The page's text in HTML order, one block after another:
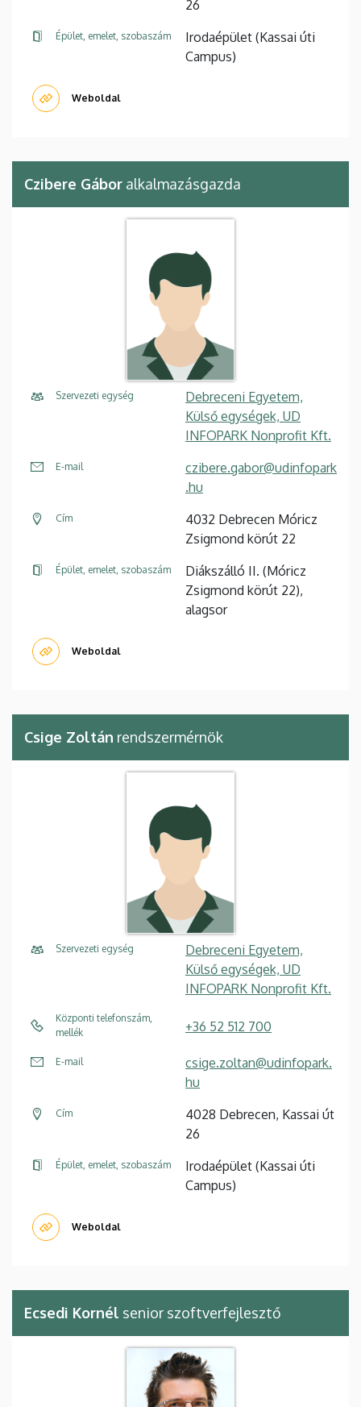
26
Épület, emelet, szobaszám
Irodaépület (Kassai úti
Campus)
Weboldal
Czibere Gábor alkalmazásgazda
Szervezeti egység
Debreceni Egyetem,
Külső egységek, UD
INFOPARK Nonprofit Kft.
E-mail
czibere.gabor@udinfopark
.hu
Cím
4032 Debrecen Móricz
Zsigmond körút 22
Épület, emelet, szobaszám
Diákszálló II. (Móricz
Zsigmond körút 22),
alagsor
Weboldal
Csige Zoltán rendszermérnök
Szervezeti egység
Debreceni Egyetem,
Külső egységek, UD
INFOPARK Nonprofit Kft.
Központi telefonszám,
mellék
+36 52 512 700
E-mail
csige.zoltan@udinfopark.
hu
Cím
4028 Debrecen, Kassai út
26
Épület, emelet, szobaszám
Irodaépület (Kassai úti
Campus)
Weboldal
Ecsedi Kornél senior szoftverfejlesztő